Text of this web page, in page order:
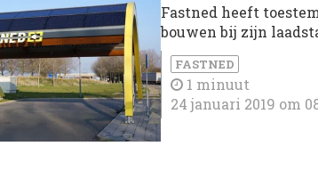
Fastned heeft
bouwen bij zijn
FASTNED
1 minuut
24 januari 2019 om